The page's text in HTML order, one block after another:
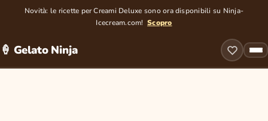
Novità: le ricette per Creami Deluxe sono ora disponibili su Ninja-
Icecream.com!Scopro
🍦 Gelato Ninja